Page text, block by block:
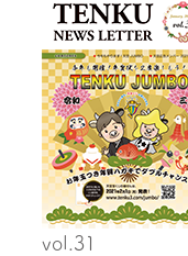
vol.31